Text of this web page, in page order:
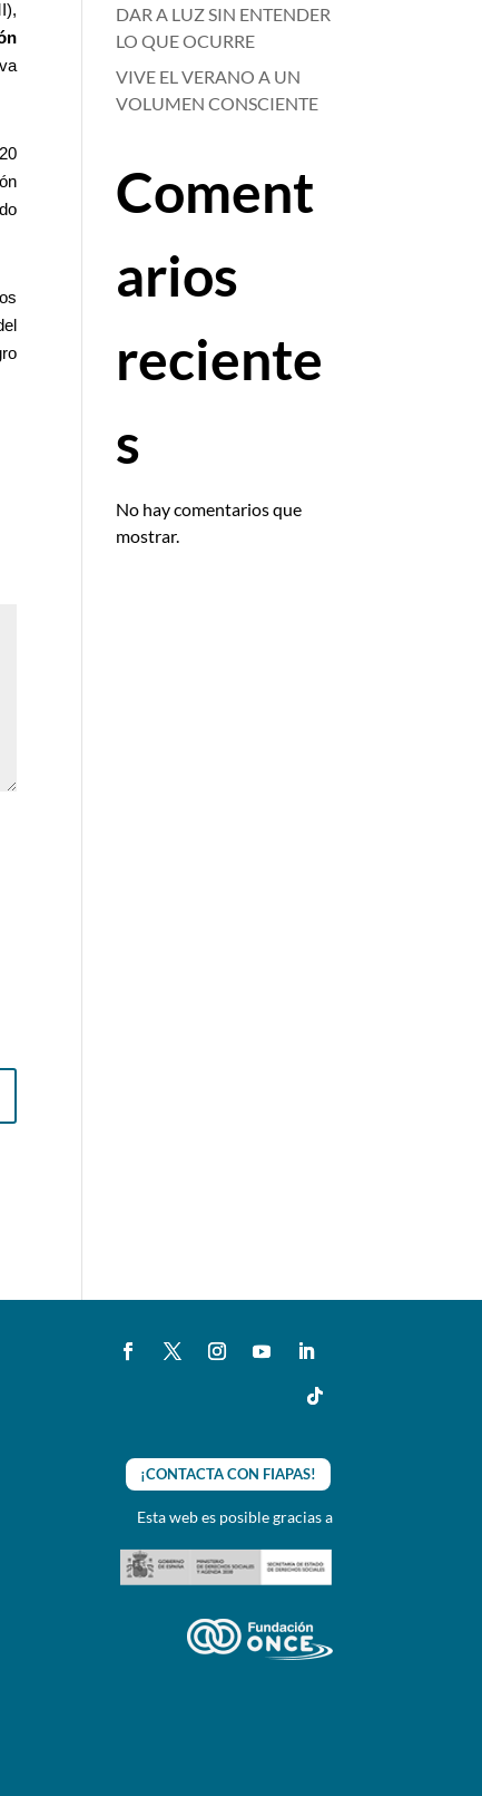
DAR A LUZ SIN ENTENDER
LO QUE OCURRE
VIVE EL VERANO A UN
VOLUMEN CONSCIENTE
Coment
arios
reciente
s
No hay comentarios que
mostrar.
¡CONTACTA CON FIAPAS!
Esta web es posible gracias a